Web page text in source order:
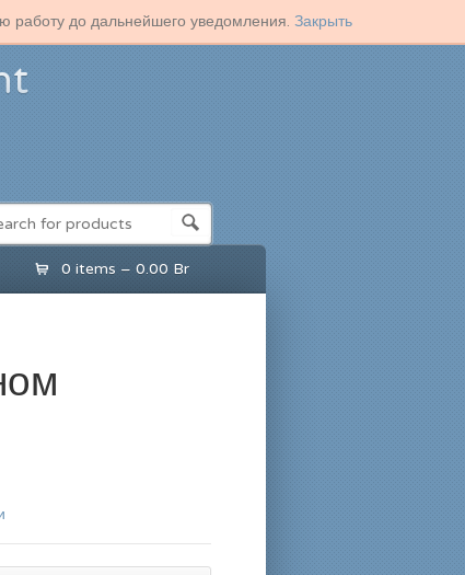
0 items – 0.00 Br
работу до дальнейшего уведомления. Закрыть